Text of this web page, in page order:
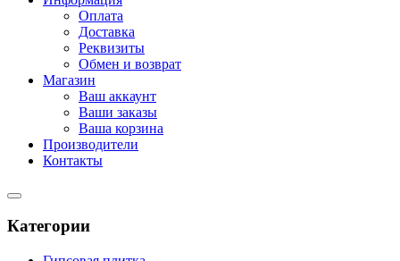
Оплата
Доставка
Реквизиты
Обмен и возврат
Магазин
Ваш аккаунт
Ваши заказы
Ваша корзина
Производители
Контакты
Категории